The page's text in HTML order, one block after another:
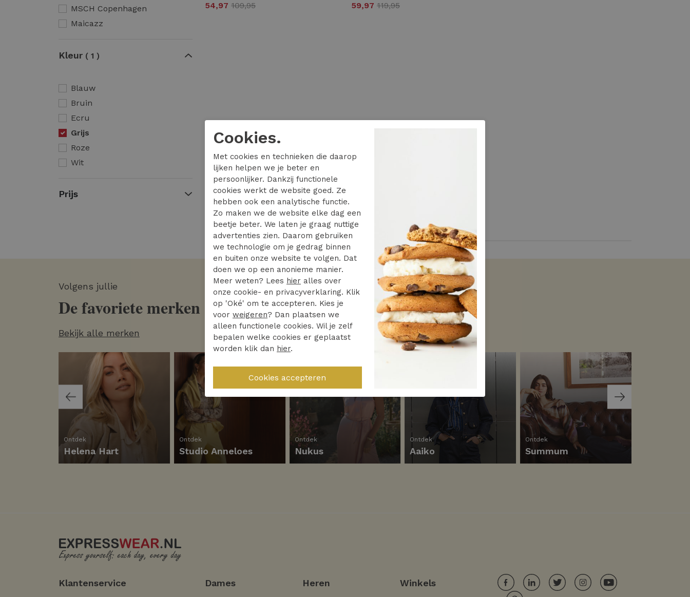
MSCH Copenhagen
Maicazz
Kleur 1
Blauw
Bruin
Ecru
Grijs
Roze
Wit
Prijs
54,97 109,95
59,97 119,95
2 van de 2 gezien
Volgens jullie
De favoriete merken
Bekijk alle merken
Ontdek
Helena Hart
Ontdek
Studio Anneloes
Ontdek
Nukus
Ontdek
Aaiko
Ontdek
Summum
Klantenservice
Dames
Heren
Winkels
Cookies.
Met cookies en technieken die daarop
lijken helpen we je beter en
persoonlijker. Dankzij functionele
cookies werkt de website goed. Ze
hebben ook een analytische functie.
Zo maken we de website elke dag een
beetje beter. We laten je graag nuttige
advertenties zien. Daarom gebruiken
we technologie om je gedrag binnen
en buiten onze website te volgen. Dat
doen we op een anonieme manier.
Meer weten? Lees hier alles over
onze cookie- en privacyverklaring. Klik
op 'Oké' om te accepteren. Kies je
voor weigeren? Dan plaatsen we
alleen functionele cookies. Wil je zelf
bepalen welke cookies er geplaatst
worden klik dan hier.